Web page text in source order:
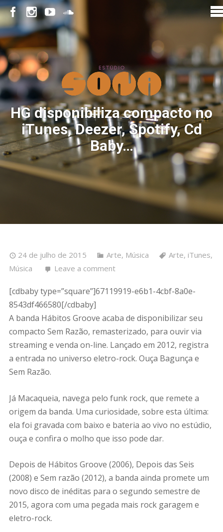
HG disponibiliza compacto no
iTunes, Deezer, Spotify, Cd
Baby…
24 de julho de 2015 Arte, Música Arte, iTunes,
Música
Leave a comment
[cdbaby type=”square”]67119919-e6b1-4cbf-8a0e-
8543df466580[/cdbaby]
A banda Hábitos Groove acaba de disponibilizar seu
compacto Sem Razão, remasterizado, para ouvir via
streaming e venda on-line. Lançado em 2012, registra
a entrada no universo eletro-rock. Ouça Bagunça e
Sem Razão.
Já Macaqueia, navega pelo funk rock, que remete a
origem da banda. Uma curiosidade, sobre esta última:
ela foi gravada com baixo e bateria ao vivo no estúdio,
ouça e confira o molho que isso pode dar.
Depois de Hábitos Groove (2006), Depois das Seis
(2008) e Sem razão (2012), a banda ainda promete um
novo disco de inéditas para o segundo semestre de
2015, agora com uma pegada mais rock garagem e
eletro-rock.